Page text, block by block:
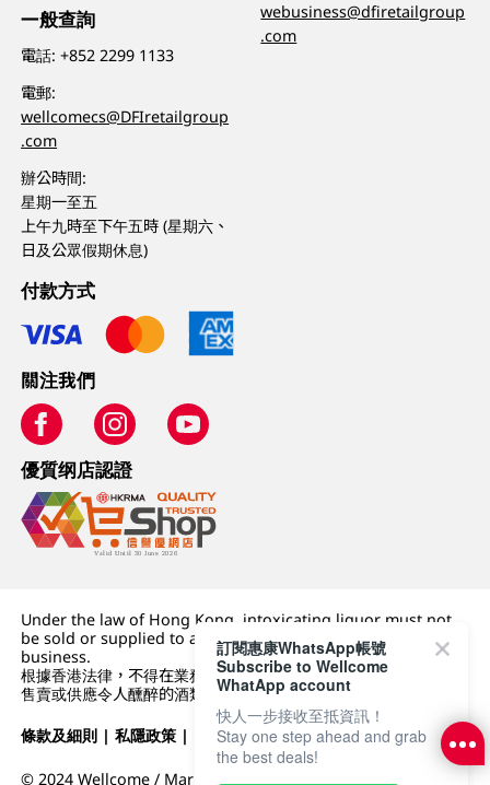
一般查詢
電話:+852 2299 1133
電郵:
wellcomecs@DFIretailgroup
.com
辦公時間:
星期一至五
上午九時至下午五時 (星期六、
日及公眾假期休息)
webusiness@dfiretailgroup
.com
付款方式
關注我們
優質纲店認證
Under the law of Hong Kong, intoxicating liquor must not
be sold or supplied to a minor (under 18) in the course of
business.
根據香港法律，不得在業務過程中，向未成年人 (18 歲以下人士)
售賣或供應令人醺醉的酒類。
條款及細則 |私隱政策 | DFI零售集團
© 2024 Wellcome / Market Place. The Dairy Farm Company
訂閱惠康WhatsApp帳號
Subscribe to Wellcome
WhatApp account
快人一步接收至抵資訊！
Stay one step ahead and grab
the best deals!